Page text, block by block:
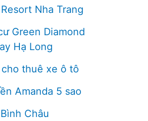
Nha Trang
Green Diamond
Hạ Long
thuê xe ô tô
Amanda 5 sao
Châu